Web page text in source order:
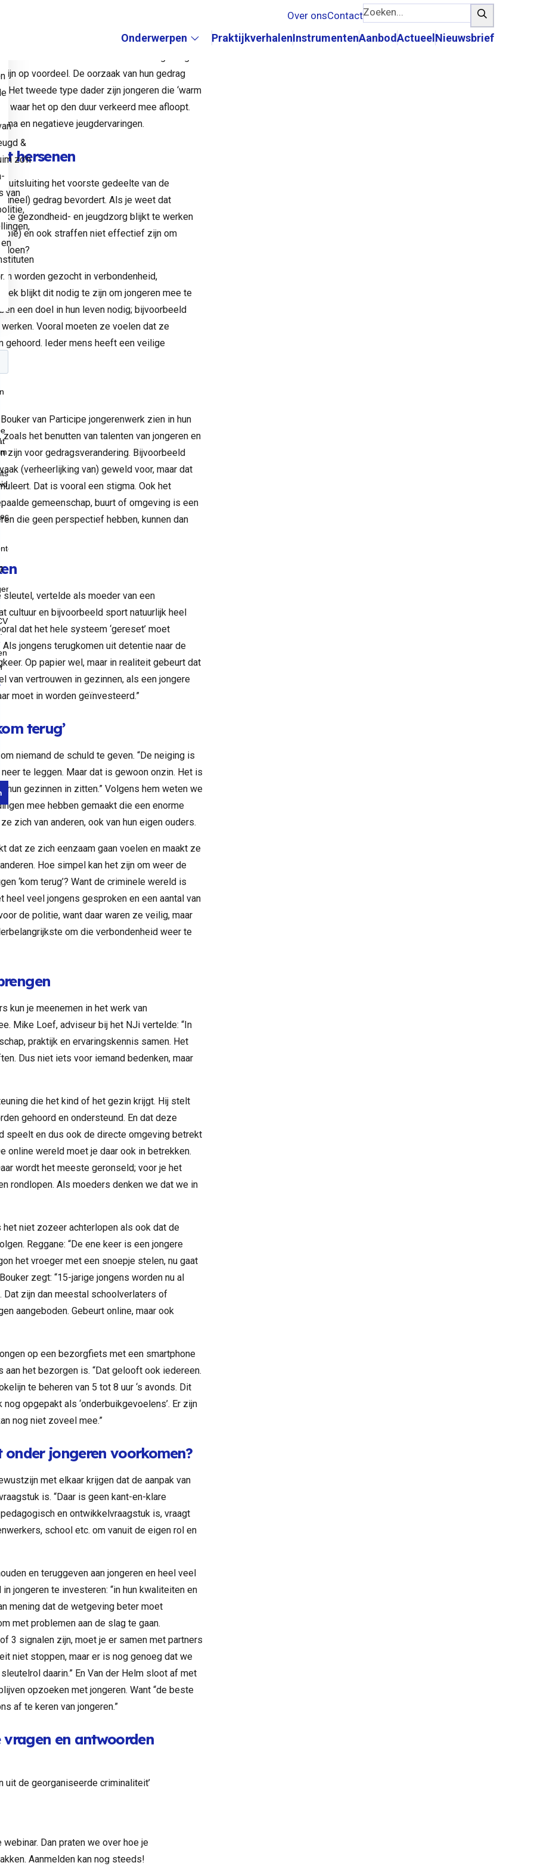
Submenu:
Onderwerpen PraktijkverhalenInstrumentenAanbodActueel Nieuwsbrief
Over onsContactZoeken... Zoeken
in de jeugdcriminaliteit
op voordeel. De oorzaak van hun gedrag
Het tweede type dader zijn jongeren die ‘warm
waar het op den duur verkeerd mee afloopt.
en negatieve jeugdervaringen.
hersenen
uitsluiting het voorste gedeelte van de
gedrag bevordert. Als je weet dat
gezondheid- en jeugdzorg blijkt te werken
en ook straffen niet effectief zijn om
doen?
worden gezocht in verbondenheid,
blijkt dit nodig te zijn om jongeren mee te
een doel in hun leven nodig; bijvoorbeeld
Vooral moeten ze voelen dat ze
gehoord. Ieder mens heeft een veilige
van Participe jongerenwerk zien in hun
het benutten van talenten van jongeren en
zijn voor gedragsverandering. Bijvoorbeeld
(verheerlijking van) geweld voor, maar dat
Dat is vooral een stigma. Ook het
gemeenschap, buurt of omgeving is een
die geen perspectief hebben, kunnen dan
vertelde als moeder van een
cultuur en bijvoorbeeld sport natuurlijk heel
dat het hele systeem ‘gereset’ moet
Als jongens terugkomen uit detentie naar de
Op papier wel, maar in realiteit gebeurt dat
van vertrouwen in gezinnen, als een jongere
moet in worden geïnvesteerd.”
terug’
niemand de schuld te geven. “De neiging is
te leggen. Maar dat is gewoon onzin. Het is
hun gezinnen in zitten.” Volgens hem weten we
mee hebben gemaakt die een enorme
zich van anderen, ook van hun eigen ouders.
dat ze zich eenzaam gaan voelen en maakt ze
Hoe simpel kan het zijn om weer de
‘kom terug’? Want de criminele wereld is
heel veel jongens gesproken en een aantal van
de politie, want daar waren ze veilig, maar
om die verbondenheid weer te
kun je meenemen in het werk van
Mike Loef, adviseur bij het NJi vertelde: “In
praktijk en ervaringskennis samen. Het
Dus niet iets voor iemand bedenken, maar
die het kind of het gezin krijgt. Hij stelt
gehoord en ondersteund. En dat deze
speelt en dus ook de directe omgeving betrekt
online wereld moet je daar ook in betrekken.
wordt het meeste geronseld; voor je het
rondlopen. Als moeders denken we dat we in
niet zozeer achterlopen als ook dat de
Reggane: “De ene keer is een jongere
het vroeger met een snoepje stelen, nu gaat
zegt: “15-jarige jongens worden nu al
Dat zijn dan meestal schoolverlaters of
aangeboden. Gebeurt online, maar ook
op een bezorgfiets met een smartphone
aan het bezorgen is. “Dat gelooft ook iedereen.
te beheren van 5 tot 8 uur ‘s avonds. Dit
opgepakt als ‘onderbuikgevoelens’. Er zijn
nog niet zoveel mee.”
jongeren voorkomen?
met elkaar krijgen dat de aanpak van
is. “Daar is geen kant-en-klare
en ontwikkelvraagstuk is, vraagt
school etc. om vanuit de eigen rol en
en teruggeven aan jongeren en heel veel
jongeren te investeren: “in hun kwaliteiten en
mening dat de wetgeving beter moet
met problemen aan de slag te gaan.
3 signalen zijn, moet je er samen met partners
niet stoppen, maar er is nog genoeg dat we
daarin.” En Van der Helm sloot af met
opzoeken met jongeren. Want “de beste
af te keren van jongeren.”
vragen en antwoorden
uit de georganiseerde criminaliteit’
Dan praten we over hoe je
Aanmelden kan nog steeds!
&
zo’n
van